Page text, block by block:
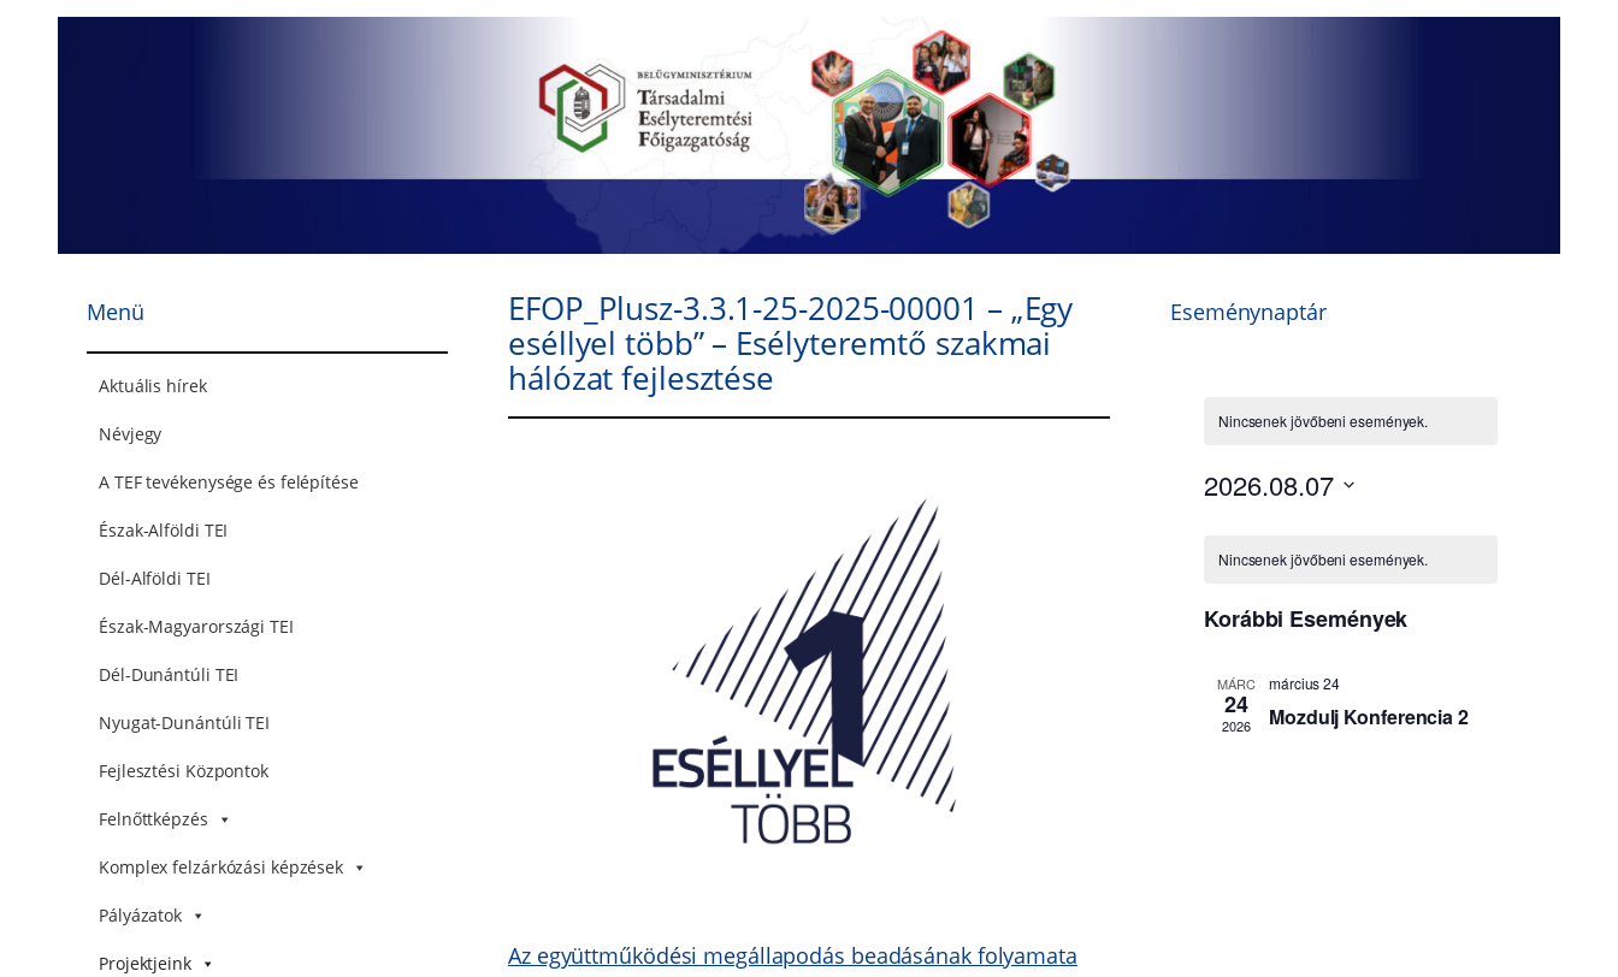
Menü
Aktuális hírek
Névjegy
A TEF tevékenysége és felépítése
Észak-Alföldi TEI
Dél-Alföldi TEI
Észak-Magyarországi TEI
Dél-Dunántúli TEI
Nyugat-Dunántúli TEI
Fejlesztési Központok
Felnőttképzés
Komplex felzárkózási képzések
Pályázatok
Projektjeink
EFOP_Plusz-3.3.1-25-2025-00001 – „Egy
eséllyel több” – Esélyteremtő szakmai
hálózat fejlesztése
Az együttműködési megállapodás beadásának folyamata
Eseménynaptár